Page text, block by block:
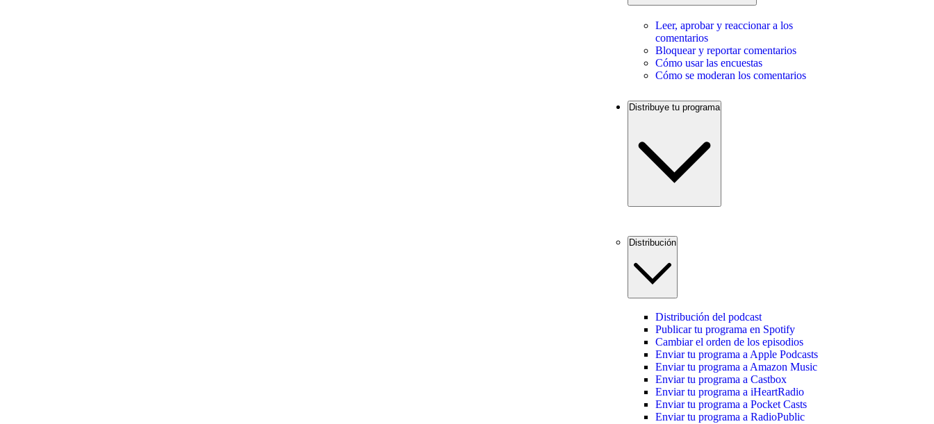
Leer, aprobar y reaccionar a los
comentarios
Bloquear y reportar comentarios
Cómo usar las encuestas
Cómo se moderan los comentarios
Distribuye tu programa
Distribución
Distribución del podcast
Publicar tu programa en Spotify
Cambiar el orden de los episodios
Enviar tu programa a Apple Podcasts
Enviar tu programa a Amazon Music
Enviar tu programa a Castbox
Enviar tu programa a iHeartRadio
Enviar tu programa a Pocket Casts
Enviar tu programa a RadioPublic